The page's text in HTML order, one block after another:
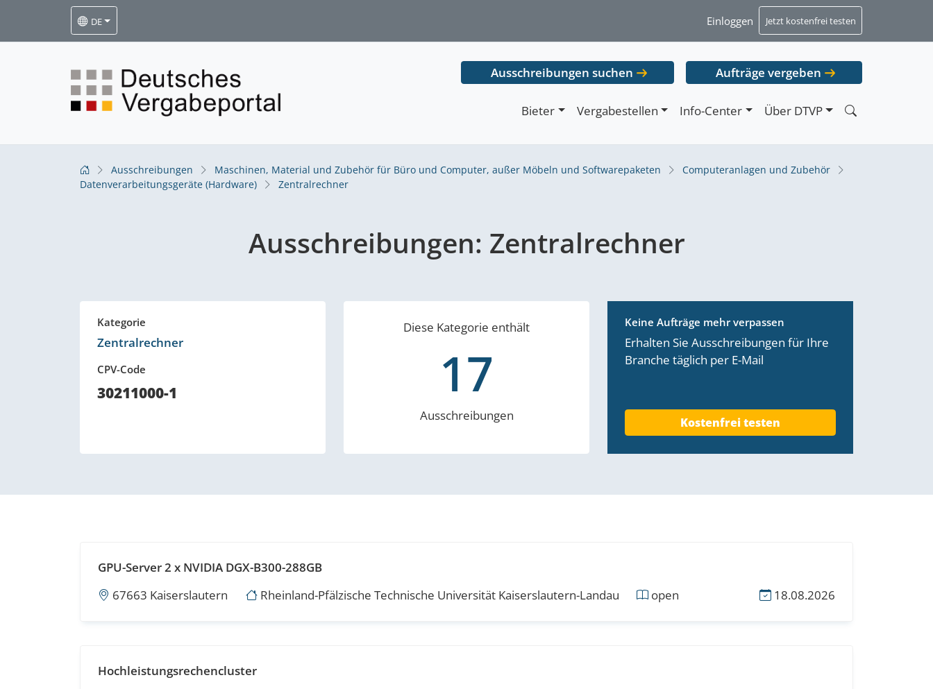
DE Einloggen Jetzt kostenfrei testen
Ausschreibungen suchen Aufträge vergeben
Bieter Vergabestellen Info-Center Über DTVP
Ausschreibungen Maschinen, Material und Zubehör für Büro und Computer, außer Möbeln und Softwarepaketen
Computeranlagen und Zubehör
Datenverarbeitungsgeräte (Hardware)
Zentralrechner
Ausschreibungen: Zentralrechner
Kategorie
Zentralrechner
CPV-Code
30211000-1
Diese Kategorie enthält
17
Ausschreibungen
Keine Aufträge mehr verpassen
Erhalten Sie Ausschreibungen für Ihre
Branche täglich per E-Mail
Kostenfrei testen
GPU-Server 2 x NVIDIA DGX-B300-288GB
67663 Kaiserslautern
Rheinland-Pfälzische Technische Universität Kaiserslautern-Landau open 18.08.2026
Hochleistungsrechencluster